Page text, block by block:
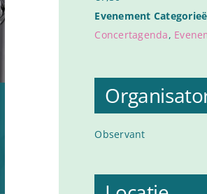
Evenement
Concertagenda,
Observant